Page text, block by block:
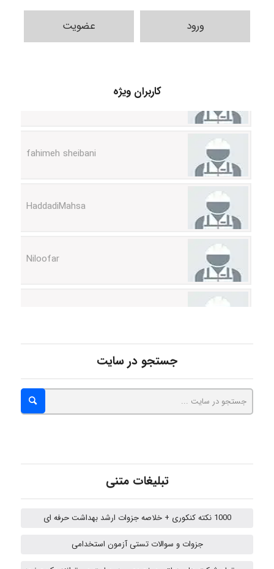
ورود عضویت
کاربران ویژه
abolfazlkoshehe
A.balandeh
جستجو در سایت
تبلیغات متنی
1000 نکته کنکوری + خلاصه جزوات ارشد بهداشت حرفه ای
جزوات و سوالات تستی آزمون استخدامی